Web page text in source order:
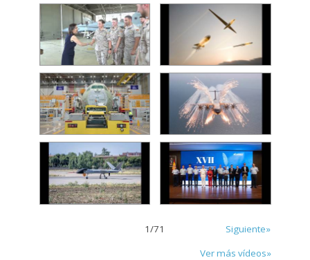
1/71
Siguiente»
Ver más vídeos»